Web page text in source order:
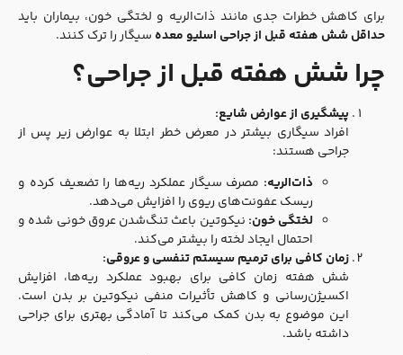
برای کاهش خطرات جدی مانند ذات‌الریه و لختگی خون، بیماران باید
حداقل شش هفته قبل از جراحی اسلیو معدهسیگار را ترک کنند.
چرا شش هفته قبل از جراحی؟
پیشگیری از عوارض شایع:
افراد سیگاری بیشتر در معرض خطر ابتلا به عوارض زیر پس از
جراحی هستند:
ذات‌الریه:مصرف سیگار عملکرد ریه‌ها را تضعیف کرده و
ریسک عفونت‌های ریوی را افزایش می‌دهد.
لختگی خون:نیکوتین باعث تنگ‌شدن عروق خونی شده و
احتمال ایجاد لخته را بیشتر می‌کند.
زمان کافی برای ترمیم سیستم تنفسی و عروقی:
شش هفته زمان کافی برای بهبود عملکرد ریه‌ها، افزایش
اکسیژن‌رسانی و کاهش تأثیرات منفی نیکوتین بر بدن است.
این موضوع به بدن کمک می‌کند تا آمادگی بهتری برای جراحی
داشته باشد.